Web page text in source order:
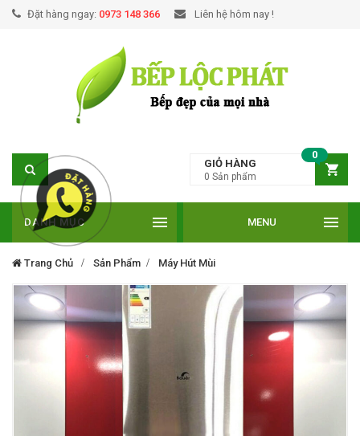
Đặt hàng ngay: 0973 148 366 Liên hệ hôm nay !
GIỎ HÀNG
0
0 Sản phẩm
DANH MỤC MENU
Trang Chủ Sản Phẩm Máy Hút Mùi